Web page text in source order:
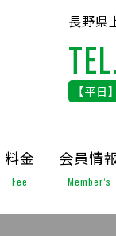
長野県
【平
料金
Fee
会員情
Member’s